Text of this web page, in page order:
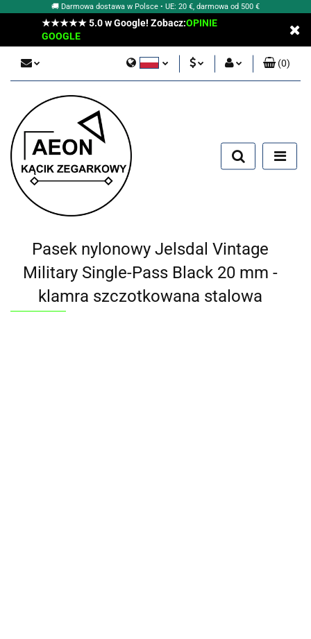
🚚 Darmowa dostawa w Polsce • UE: 20 €, darmowa od 500 €
★★★★★ 5.0 w Google! Zobacz:OPINIE
GOOGLE
English
Dodaj zgłoszenie
(0)
Pasek nylonowy Jelsdal Vintage
Military Single-Pass Black 20 mm -
klamra szczotkowana stalowa